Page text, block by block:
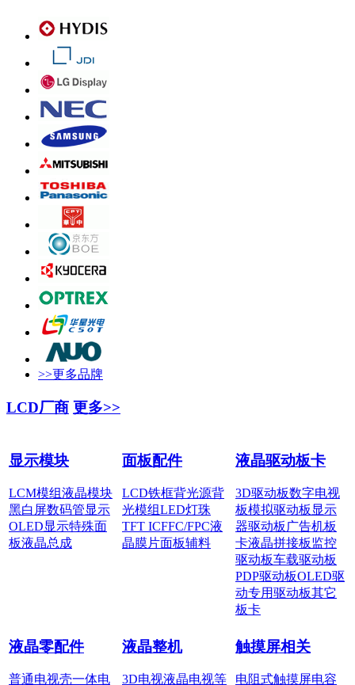
>>更多品牌
LCD厂商 更多>>
显示模块
LCM模组液晶模块
黑白屏数码管显示
OLED显示特殊面
板液晶总成
面板配件
LCD铁框背光源背
光模组LED灯珠
TFT ICFFC/FPC液
晶膜片面板辅料
液晶驱动板卡
3D驱动板数字电视
板模拟驱动板 显示
器驱动板广告机板
卡液晶拼接板监控
驱动板车载驱动板
PDP驱动板OLED驱
动专用驱动板其它
板卡
液晶零配件
普通电视壳一体电
液晶整机
3D电视液晶电视等
触摸屏相关
电阻式触摸屏电容